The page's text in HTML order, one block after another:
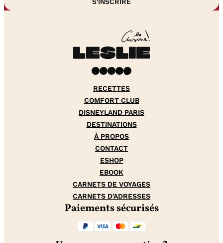
Facebook InstagramPinterest YouTube TikTok
RECETTES
COMFORT CLUB
DISNEYLAND PARIS
DESTINATIONS
À PROPOS
CONTACT
ESHOP
EBOOK
CARNETS DE VOYAGES
CARNETS D’ADRESSES
Paiements sécurisés